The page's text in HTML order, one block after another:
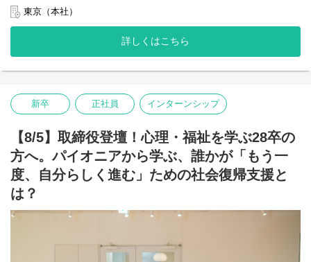
【登壇者】
※回により、参加メンバーが変更になる可能性がございます。
【このイベントに参加して得られること】
・「想い」をビジネスにする仕組みの理解：
ン」を代表がお話しします。
・キャリア選択のリアルな視点:
社員の就活時・入社後のリアルな話から、自分のキャリアのヒン
トが得られます。
「自分はどうありたいか」「どんな社会課題に向き合いたいの
解のない社会課題にビジネスで挑む私たちリヴァが開催するオー
プン・カンパニーです。
「そもそも自分らしく働くとはなにか」「社会を動かす実感とは
どういうことか」について、単なる会社説明でなく、みなさんと
お話ししながら考えていきます。
ビジネスとして社会課題に挑む代表や、当事者意識を持って働く
社員のリアルなストーリーは、みなさんのキャリアの選択肢を広
自分らしいキャリア、そして社会を良くするビジネスへの第一歩
を、ぜひこのイベントで見つけてください。
【開催日時】
9月1日（火）16:00-17:30
【参加方法】
※詳細は、お申し込みいただいた方にメッセージでお送りいたし
東京（本社）
詳しくはこちら
新卒 正社員 インターンシップ
【8/5】取締役登壇！心理・福祉を学ぶ28卒の
方へ。パイオニアから学ぶ、誰かが「もう一
度、自分らしく進む」ための社会復帰支援と
は？